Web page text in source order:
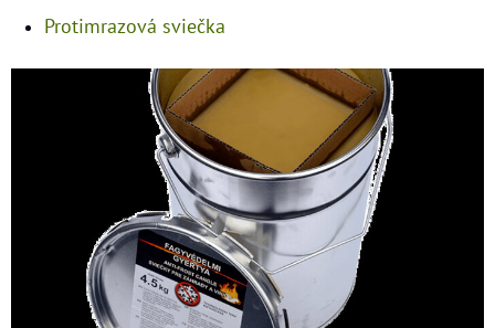
Protimrazová sviečka